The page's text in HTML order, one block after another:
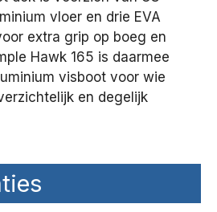
vloer en drie EVA
extra grip op boeg en
Hawk 165 is daarmee
visboot voor wie
en degelijk